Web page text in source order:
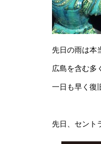
先日の雨は本
広島を含む多
一日も早く復
先日、セント